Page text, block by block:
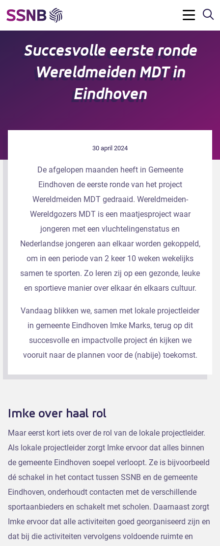
Succesvolle eerste ronde
Wereldmeiden MDT in
Eindhoven
30 april 2024
De afgelopen maanden heeft in Gemeente
Eindhoven de eerste ronde van het project
Wereldmeiden MDT gedraaid. Wereldmeiden-
Wereldgozers MDT is een maatjesproject waar
jongeren met een vluchtelingenstatus en
Nederlandse jongeren aan elkaar worden gekoppeld,
om in een periode van 2 keer 10 weken wekelijks
samen te sporten. Zo leren zij op een gezonde, leuke
en sportieve manier over elkaar én elkaars cultuur.
Vandaag blikken we, samen met lokale projectleider
in gemeente Eindhoven Imke Marks, terug op dit
succesvolle en impactvolle project én kijken we
vooruit naar de plannen voor de (nabije) toekomst.
Imke over haal rol
Maar eerst kort iets over de rol van de lokale projectleider.
Als lokale projectleider zorgt Imke ervoor dat alles binnen
de gemeente Eindhoven soepel verloopt. Ze is bijvoorbeeld
dé schakel in het contact tussen SSNB en de gemeente
Eindhoven, onderhoudt contacten met de verschillende
sportaanbieders en schakelt met scholen. Daarnaast zorgt
Imke ervoor dat alle activiteiten goed georganiseerd zijn en
dat bij die activiteiten vervolgens voldoende ruimte en